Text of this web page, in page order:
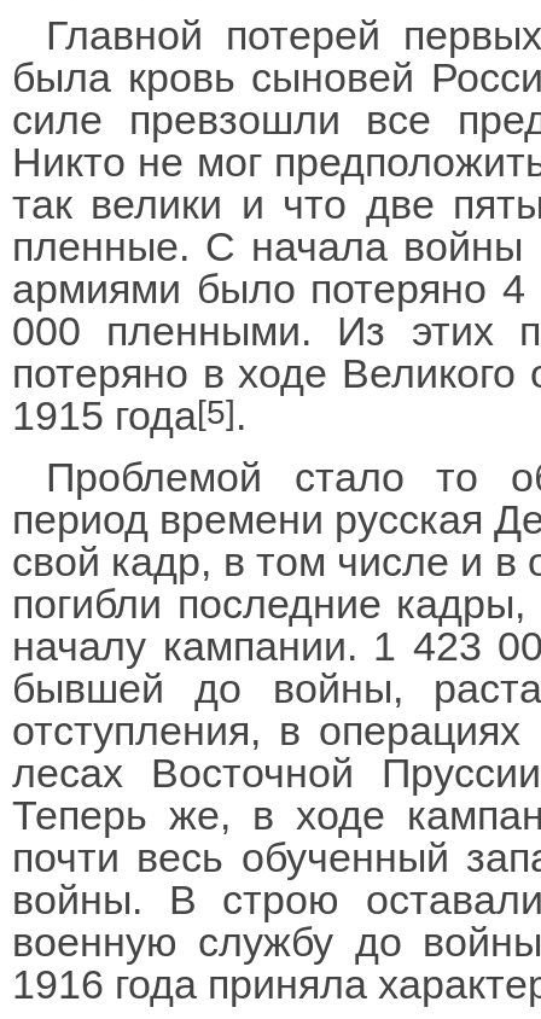
Главной потерей
была кровь сыновей
силе превзошли все
Никто не мог
так велики и что две
пленные. С начала войны
армиями было потеряно
000 пленными. Из этих
потеряно в ходе
1915 года[5].
Проблемой стало то
период времени русская
свой кадр, в том числе и в
погибли последние
началу кампании. 1 423
бывшей до войны,
отступления, в
лесах Восточной
Теперь же, в ходе
почти весь обученный
войны. В строю
военную службу до
1916 года приняла